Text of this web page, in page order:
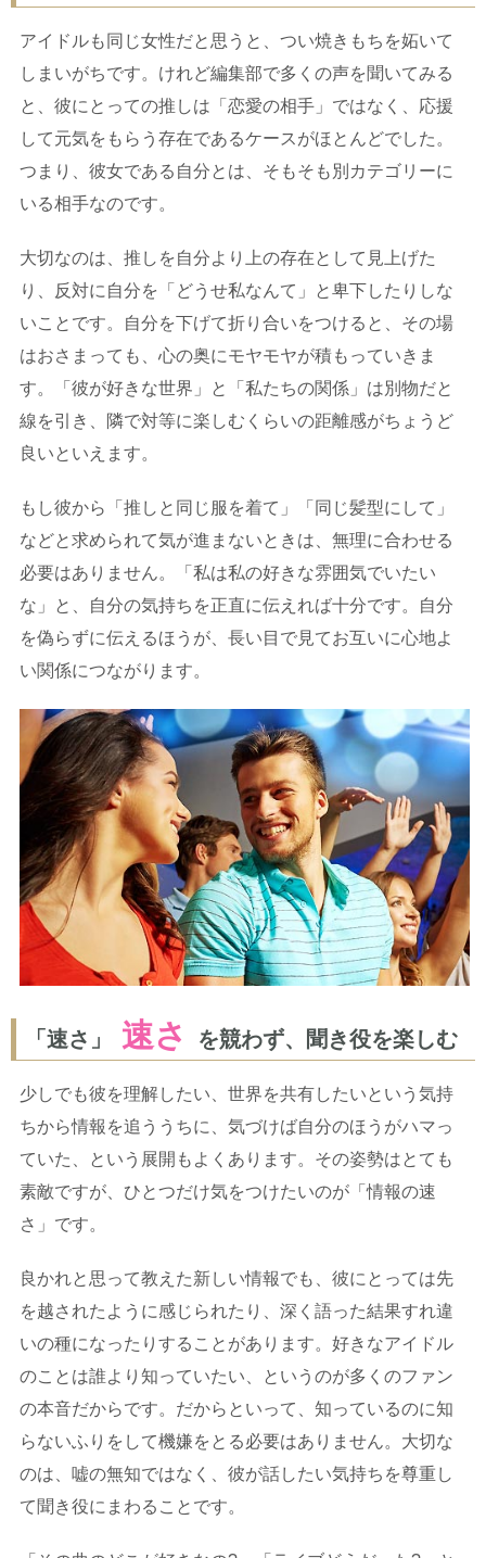
アイドルも同じ女性だと思うと、つい焼きもちを妬いて
しまいがちです。けれど編集部で多くの声を聞いてみる
と、彼にとっての推しは「恋愛の相手」ではなく、応援
して元気をもらう存在であるケースがほとんどでした。
つまり、彼女である自分とは、そもそも別カテゴリーに
いる相手なのです。
大切なのは、推しを自分より上の存在として見上げた
り、反対に自分を「どうせ私なんて」と卑下したりしな
いことです。自分を下げて折り合いをつけると、その場
はおさまっても、心の奥にモヤモヤが積もっていきま
す。「彼が好きな世界」と「私たちの関係」は別物だと
線を引き、隣で対等に楽しむくらいの距離感がちょうど
良いといえます。
もし彼から「推しと同じ服を着て」「同じ髪型にして」
などと求められて気が進まないときは、無理に合わせる
必要はありません。「私は私の好きな雰囲気でいたい
な」と、自分の気持ちを正直に伝えれば十分です。自分
を偽らずに伝えるほうが、長い目で見てお互いに心地よ
い関係につながります。
「速さ」 速さ を競わず、聞き役を楽しむ
少しでも彼を理解したい、世界を共有したいという気持
ちから情報を追ううちに、気づけば自分のほうがハマっ
ていた、という展開もよくあります。その姿勢はとても
素敵ですが、ひとつだけ気をつけたいのが「情報の速
さ」です。
良かれと思って教えた新しい情報でも、彼にとっては先
を越されたように感じられたり、深く語った結果すれ違
いの種になったりすることがあります。好きなアイドル
のことは誰より知っていたい、というのが多くのファン
の本音だからです。だからといって、知っているのに知
らないふりをして機嫌をとる必要はありません。大切な
のは、嘘の無知ではなく、彼が話したい気持ちを尊重し
て聞き役にまわることです。